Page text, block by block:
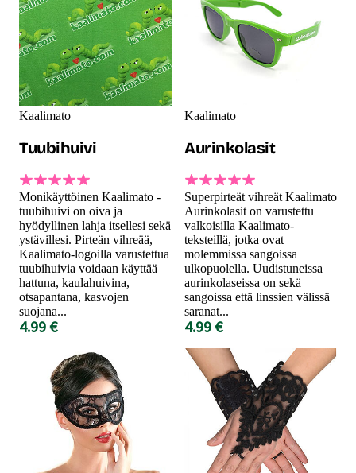
Kaalimato
Tuubihuivi
Monikäyttöinen Kaalimato -
tuubihuivi on oiva ja
hyödyllinen lahja itsellesi sekä
ystävillesi. Pirteän vihreää,
Kaalimato-logoilla varustettua
tuubihuivia voidaan käyttää
hattuna, kaulahuivina,
otsapantana, kasvojen
suojana...
4.99 €
Kaalimato
Aurinkolasit
Superpirteät vihreät Kaalimato
Aurinkolasit on varustettu
valkoisilla Kaalimato-
teksteillä, jotka ovat
molemmissa sangoissa
ulkopuolella. Uudistuneissa
aurinkolaseissa on sekä
sangoissa että linssien välissä
saranat...
4.99 €